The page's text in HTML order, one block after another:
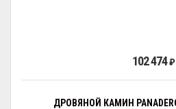
102 474₽
ДРОВЯНОЙ КАМИН